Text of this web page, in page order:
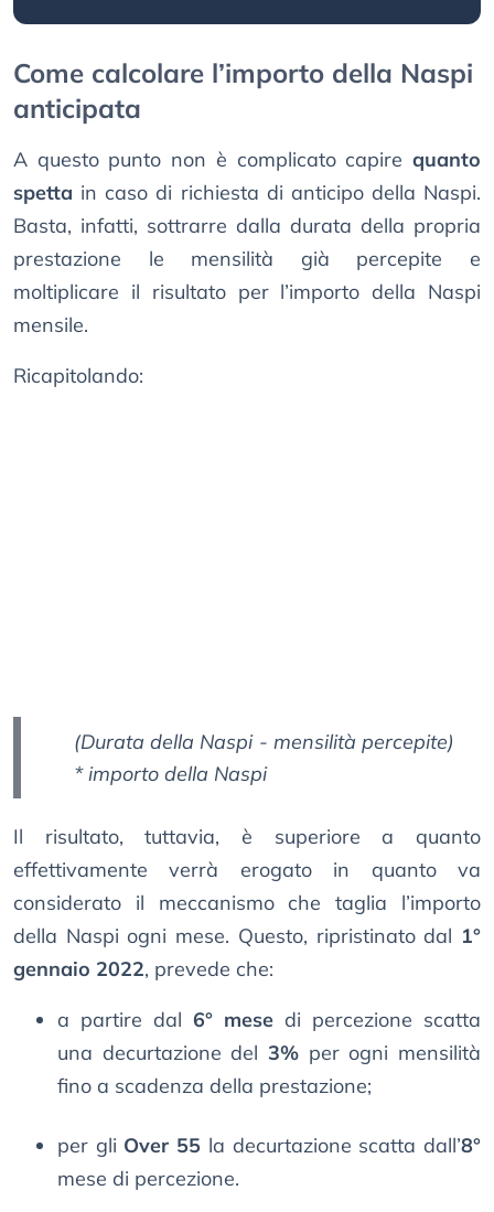
Come calcolare l’importo della Naspi
anticipata
A questo punto non è complicato capire quanto
spetta in caso di richiesta di anticipo della Naspi.
Basta, infatti, sottrarre dalla durata della propria
prestazione le mensilità già percepite e
moltiplicare il risultato per l’importo della Naspi
mensile.
Ricapitolando:
(Durata della Naspi - mensilità percepite)
* importo della Naspi
Il risultato, tuttavia, è superiore a quanto
effettivamente verrà erogato in quanto va
considerato il meccanismo che taglia l’importo
della Naspi ogni mese. Questo, ripristinato dal 1°
gennaio 2022, prevede che:
a partire dal 6° mese di percezione scatta
una decurtazione del 3% per ogni mensilità
fino a scadenza della prestazione;
per gli Over 55 la decurtazione scatta dall’8°
mese di percezione.